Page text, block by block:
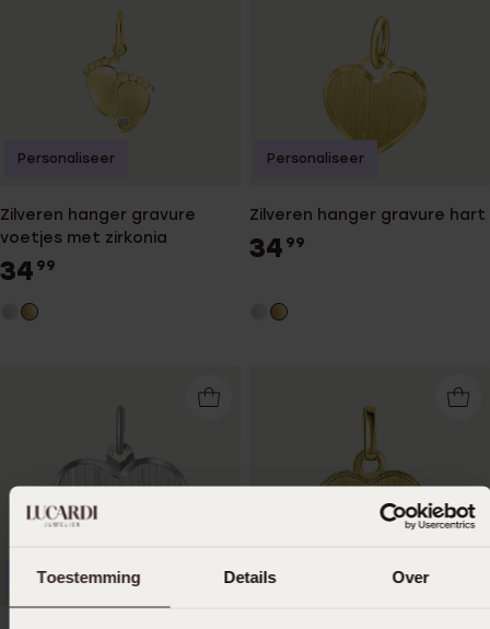
Toestemming Details Over
Zilveren hanger gravure
voetjes met zirkonia
34 99
Personaliseer
Zilveren hanger gravure hart
34 99
Personaliseer
Personaliseer Personaliseer